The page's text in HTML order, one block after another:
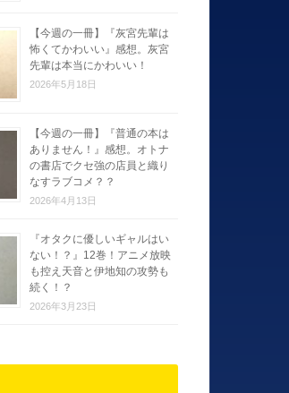
【今週の一冊】『灰宮先輩は
怖くてかわいい』感想。灰宮
先輩は本当にかわいい！
2026年5月18日
【今週の一冊】『普通の本は
ありません！』感想。オトナ
の書店でクセ強の店員と織り
なすラブコメ？？
2026年4月13日
『オタクに優しいギャルはい
ない！？』12巻！アニメ放映
も控え天音と伊地知の攻勢も
続く！？
2026年3月23日